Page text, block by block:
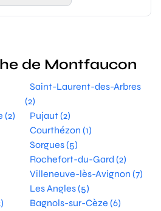
de Montfaucon
Saint-Laurent-des-Arbres
(2)
(2)
Pujaut (2)
Courthézon (1)
Sorgues (5)
Rochefort-du-Gard (2)
Villeneuve-lès-Avignon (7)
Les Angles (5)
Bagnols-sur-Cèze (6)